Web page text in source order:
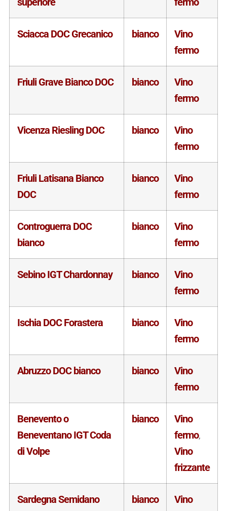
Sciacca DOC Grecanico bianco
Vino
fermo
Friuli Grave Bianco DOC bianco
Vino
fermo
Vicenza Riesling DOC bianco
Vino
fermo
Friuli Latisana Bianco
DOC
bianco
Vino
fermo
Controguerra DOC
bianco
bianco
Vino
fermo
Sebino IGT Chardonnay bianco
Vino
fermo
Ischia DOC Forastera bianco
Vino
fermo
Abruzzo DOC bianco bianco
Vino
fermo
Benevento o
Beneventano IGT Coda
di Volpe
bianco
Vino
fermo,
Vino
frizzante
Sardegna Semidano
bianco
Vino